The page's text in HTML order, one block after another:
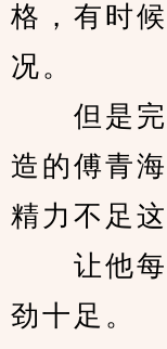
格，有时
况。
但是完
造的傅青
精力不足
让他每
劲十足。